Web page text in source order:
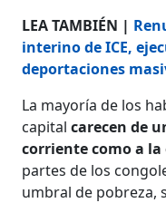
LEA TAMBIÉN |
interino de ICE,
deportaciones
La mayoría de los
capitalcarecen de
corriente como a
partes de los
umbral de pobreza,